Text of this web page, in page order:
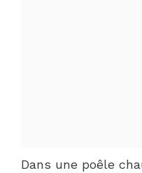
Dans une poêle